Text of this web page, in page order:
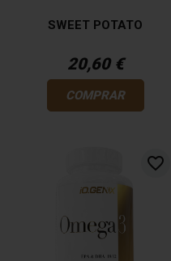
SWEET POTATO
20,60 €
COMPRAR
favorite_border